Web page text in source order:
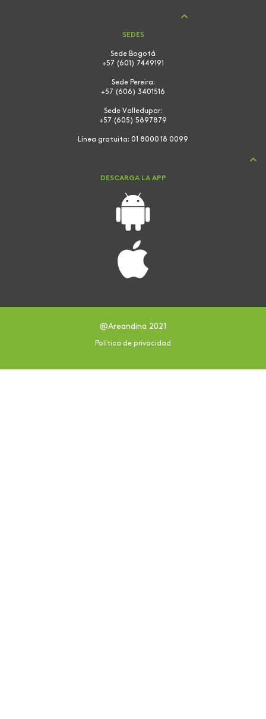
SEDES
Sede Bogotá
+57 (601) 7449191
Sede Pereira:
+57 (606) 3401516
Sede Valledupar:
+57 (605) 5897879
Línea gratuita: 01 8000 18 0099
DESCARGA LA APP
@Areandina 2021
Política de privacidad